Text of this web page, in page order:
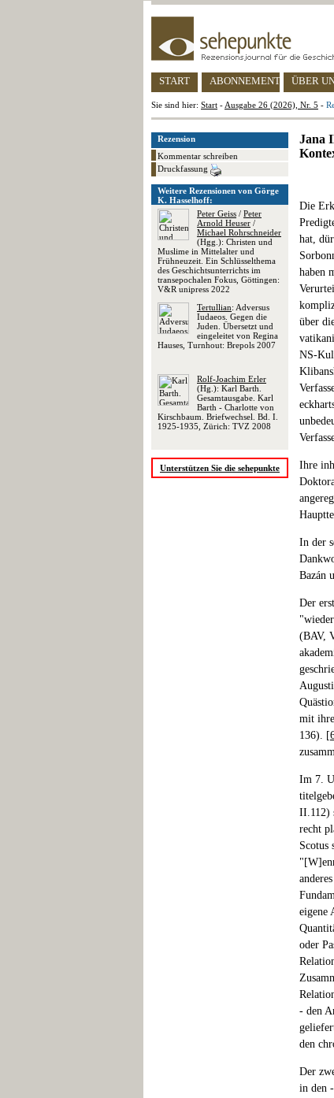
START ABONNEMENT ÜBER
Sie sind hier: Start - Ausgabe 26 (2026), Nr. 5 -
Rezension
Kommentar schreiben
Druckfassung
Weitere Rezensionen von Görge
K. Hasselhoff:
Peter Geiss / Peter
Arnold Heuser /
Michael Rohrschneider
(Hgg.): Christen und
Muslime in Mittelalter und
Frühneuzeit. Ein Schlüsselthema
des Geschichtsunterrichts im
transepochalen Fokus, Göttingen:
V&R unipress 2022
Tertullian: Adversus
Iudaeos. Gegen die
Juden. Übersetzt und
eingeleitet von Regina
Hauses, Turnhout: Brepols 2007
Rolf-Joachim Erler
(Hg.): Karl Barth.
Gesamtausgabe. Karl
Barth - Charlotte von
Kirschbaum. Briefwechsel. Bd. I.
1925-1935, Zürich: TVZ 2008
Unterstützen Sie die sehepunkte
Jana
Die
hat,
haben
über
NS-
Ihre
In der
Bazán
Der
(BAV,
mit
136). [
Im 7.
II.112)
recht
Scotus
eigene
oder
- den
den
Der
in den